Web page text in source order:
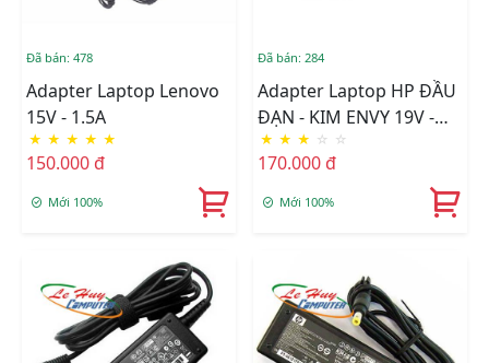
Đã bán: 478
Adapter Laptop Lenovo
15V - 1.5A
★ ★ ★ ★ ★
150.000 đ
Mới 100%
Đã bán: 284
Adapter Laptop HP ĐẦU
ĐẠN - KIM ENVY 19V -
3.33A
★ ★ ★ ☆ ☆
170.000 đ
Mới 100%